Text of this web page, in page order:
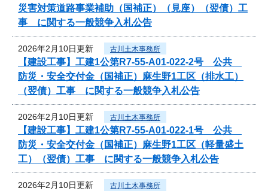
災害対策道路事業補助（国補正）（見座）（翌債）工
事 に関する一般競争入札公告
2026年2月10日更新 古川土木事務所
【建設工事】工建1公第R7-55-A01-022-2号 公共
防災・安全交付金（国補正）麻生野1工区（排水工）
（翌債）工事 に関する一般競争入札公告
2026年2月10日更新 古川土木事務所
【建設工事】工建1公第R7-55-A01-022-1号 公共
防災・安全交付金（国補正）麻生野1工区（軽量盛土
工）（翌債）工事 に関する一般競争入札公告
2026年2月10日更新 古川土木事務所